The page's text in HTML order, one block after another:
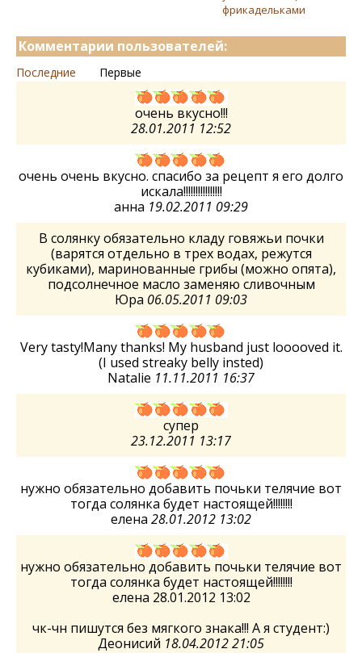
фрикадельками
Комментарии пользователей:
Последние Первые
очень вкусно!!!
28.01.2011 12:52
очень очень вкусно. спасибо за рецепт я его долго
искала!!!!!!!!!!!!!!!!
анна 19.02.2011 09:29
В солянку обязательно кладу говяжьи почки
(варятся отдельно в трех водах, режутся
кубиками), маринованные грибы (можно опята),
подсолнечное масло заменяю сливочным
Юра 06.05.2011 09:03
Very tasty!Many thanks! My husband just looooved it.
(I used streaky belly insted)
Natalie 11.11.2011 16:37
супер
23.12.2011 13:17
нужно обязательно добавить почьки телячие вот
тогда солянка будет настоящей!!!!!!!!
елена 28.01.2012 13:02
нужно обязательно добавить почьки телячие вот
тогда солянка будет настоящей!!!!!!!!
елена 28.01.2012 13:02
чк-чн пишутся без мягкого знака!!! А я студент:)
Деонисий 18.04.2012 21:05